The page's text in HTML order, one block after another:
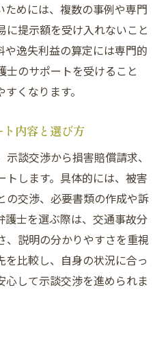
ためには、複数の事例や専門
提示額を受け入れないこと
逸失利益の算定には専門的
士のサポートを受けること
くなります。
内容と選び方
談交渉から損害賠償請求、
します。具体的には、被害
の交渉、必要書類の作成や訴
護士を選ぶ際は、交通事故分
、説明の分かりやすさを重視
を比較し、自身の状況に合っ
心して示談交渉を進められま